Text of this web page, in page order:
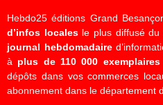
Hebdo25 éditions Grand
d’infos localesle plus diffusé du
journal hebdomadaire
à plus de 110 000 exemplaires
dépôts dans vos commerces
abonnement dans le département